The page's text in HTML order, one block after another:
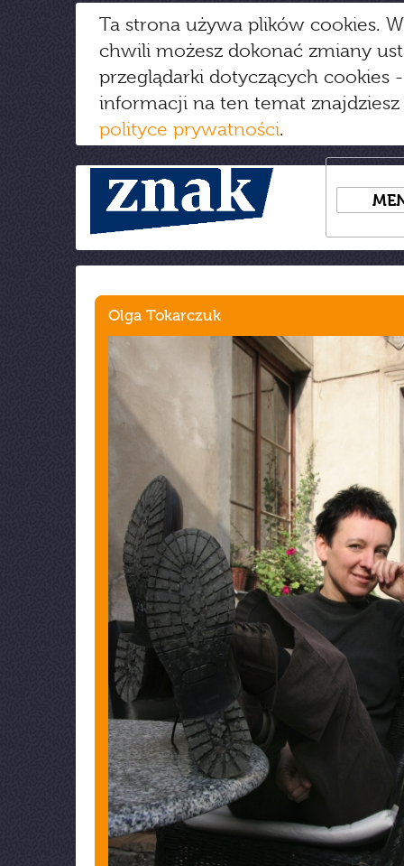
Ta strona używa plików cookies.
chwili możesz dokonać zmiany
przeglądarki dotyczących cookies
informacji na ten temat
polityce prywatności.
Olga Tokarczuk